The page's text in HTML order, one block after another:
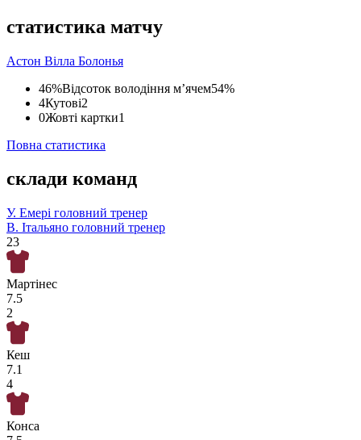
статистика матчу
Астон Вілла Болонья
46%Відсоток володіння м’ячем54%
4Кутові2
0Жовті картки1
Повна статистика
склади команд
У. Емері головний тренер
В. Італьяно головний тренер
23
Мартінес
7.5
2
Кеш
7.1
4
Конса